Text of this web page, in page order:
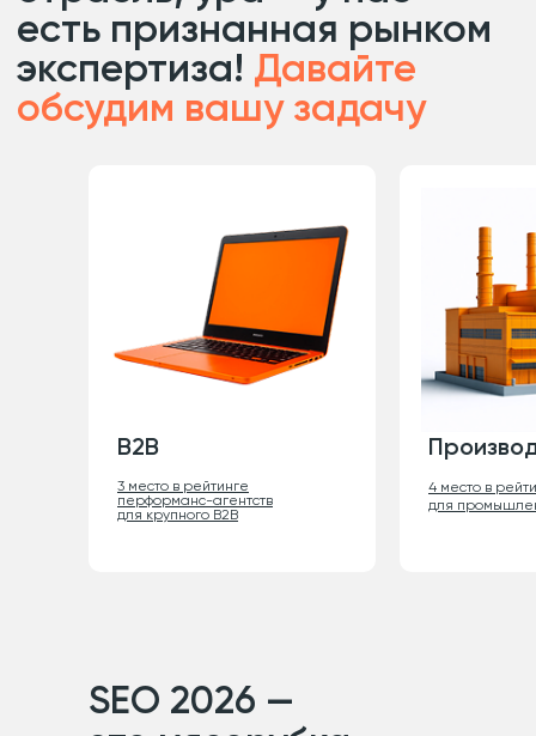
B2B
3 место в рейтинге
перформанс-агентств
для крупного B2B
4 место в
для
SEO 2026 —